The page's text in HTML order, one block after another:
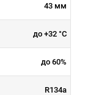
43 мм
до +32 °С
до 60%
R134a